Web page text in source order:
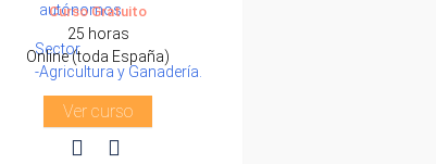
autónomos.
Sector
-Agricultura y Ganadería.
Curso Gratuito
25 horas
Online (toda España)
Ver curso